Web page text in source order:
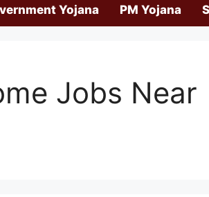
Yojana PM Yojana
Jobs Near